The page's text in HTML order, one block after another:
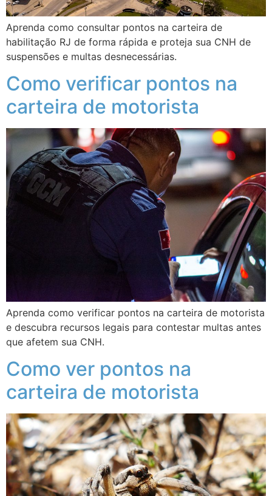
Aprenda como consultar pontos na carteira de
habilitação RJ de forma rápida e proteja sua CNH de
suspensões e multas desnecessárias.
Como verificar pontos na
carteira de motorista
Aprenda como verificar pontos na carteira de motorista
e descubra recursos legais para contestar multas antes
que afetem sua CNH.
Como ver pontos na
carteira de motorista